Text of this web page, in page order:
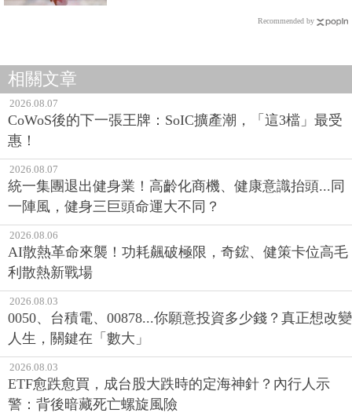
Recommended by
相關文章
2026.08.07
CoWoS後的下一張王牌：SoIC擴產潮，「這3檔」最受
惠！
2026.08.07
統一集團退出健身業！高齡化商機、健康意識抬頭...同
一陣風，健身三巨頭命運大不同？
2026.08.06
AI散熱革命來襲！功耗飆破極限，奇鋐、健策卡位高毛
利散熱新戰場
2026.08.03
0050、台積電、00878...你願意投資多少錢？真正想改變
人生，關鍵在「數大」
2026.08.03
ETF愈跌愈買，成台股大跌時的定海神針？內行人示
警：背後暗藏死亡螺旋風險